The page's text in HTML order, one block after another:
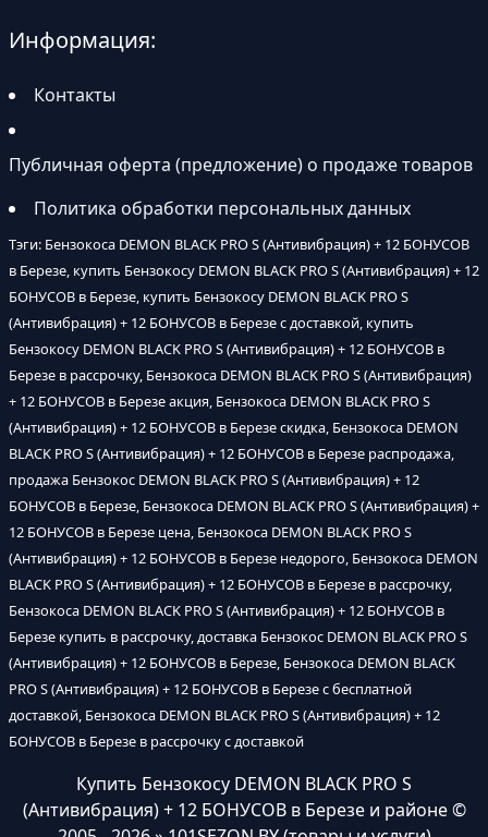
Информация:
Контакты
Публичная оферта (предложение) о продаже товаров
Политика обработки персональных данных
Тэги: Бензокоса DEMON BLACK PRO S (Антивибрация) + 12 БОНУСОВ
в Березе, купить Бензокосу DEMON BLACK PRO S (Антивибрация) + 12
БОНУСОВ в Березе, купить Бензокосу DEMON BLACK PRO S
(Антивибрация) + 12 БОНУСОВ в Березе с доставкой, купить
Бензокосу DEMON BLACK PRO S (Антивибрация) + 12 БОНУСОВ в
Березе в рассрочку, Бензокоса DEMON BLACK PRO S (Антивибрация)
+ 12 БОНУСОВ в Березе акция, Бензокоса DEMON BLACK PRO S
(Антивибрация) + 12 БОНУСОВ в Березе скидка, Бензокоса DEMON
BLACK PRO S (Антивибрация) + 12 БОНУСОВ в Березе распродажа,
продажа Бензокос DEMON BLACK PRO S (Антивибрация) + 12
БОНУСОВ в Березе, Бензокоса DEMON BLACK PRO S (Антивибрация) +
12 БОНУСОВ в Березе цена, Бензокоса DEMON BLACK PRO S
(Антивибрация) + 12 БОНУСОВ в Березе недорого, Бензокоса DEMON
BLACK PRO S (Антивибрация) + 12 БОНУСОВ в Березе в рассрочку,
Бензокоса DEMON BLACK PRO S (Антивибрация) + 12 БОНУСОВ в
Березе купить в рассрочку, доставка Бензокос DEMON BLACK PRO S
(Антивибрация) + 12 БОНУСОВ в Березе, Бензокоса DEMON BLACK
PRO S (Антивибрация) + 12 БОНУСОВ в Березе с бесплатной
доставкой, Бензокоса DEMON BLACK PRO S (Антивибрация) + 12
БОНУСОВ в Березе в рассрочку с доставкой
Купить Бензокосу DEMON BLACK PRO S
(Антивибрация) + 12 БОНУСОВ в Березе и районе©